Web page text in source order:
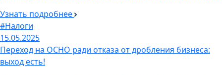
Узнать подробнее
#Налоги
15.05.2025
Переход на ОСНО ради отказа от дробления бизнеса:
выход есть!